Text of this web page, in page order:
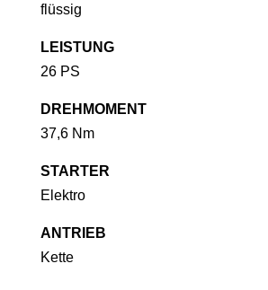
flüssig
LEISTUNG
26 PS
DREHMOMENT
37,6 Nm
STARTER
Elektro
ANTRIEB
Kette